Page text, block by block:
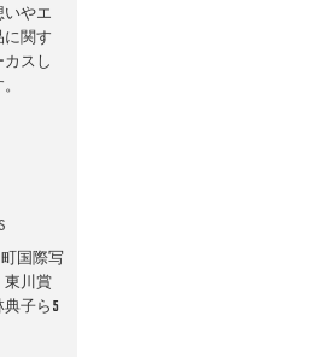
いやエ
に関す
スし
国際写
東川賞
子ら5